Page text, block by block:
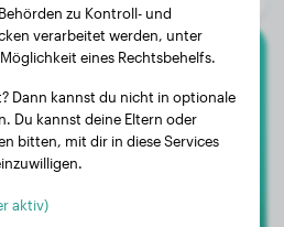
Ferry
zu Kontroll- und
verarbeitet werden, unter
eines Rechtsbehelfs.
Dann kannst du nicht in optionale
Du kannst deine Eltern oder
bitten, mit dir in diese Services
aktiv)